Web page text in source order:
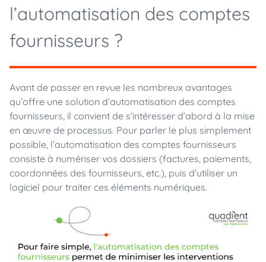
l’automatisation des comptes
fournisseurs ?
Avant de passer en revue les nombreux avantages
qu’offre une solution d’automatisation des comptes
fournisseurs, il convient de s’intéresser d’abord à la mise
en œuvre de processus. Pour parler le plus simplement
possible, l’automatisation des comptes fournisseurs
consiste à numériser vos dossiers (factures, paiements,
coordonnées des fournisseurs, etc.), puis d’utiliser un
logiciel pour traiter ces éléments numériques.